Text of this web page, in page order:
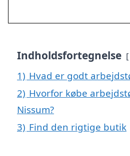
Indholdsfortegnelse
1) Hvad er godt
2) Hvorfor købe
Nissum?
3) Find den rigtige butik